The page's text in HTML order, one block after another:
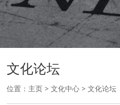
文化论坛
位置： 主页 >文化中心 >文化论坛